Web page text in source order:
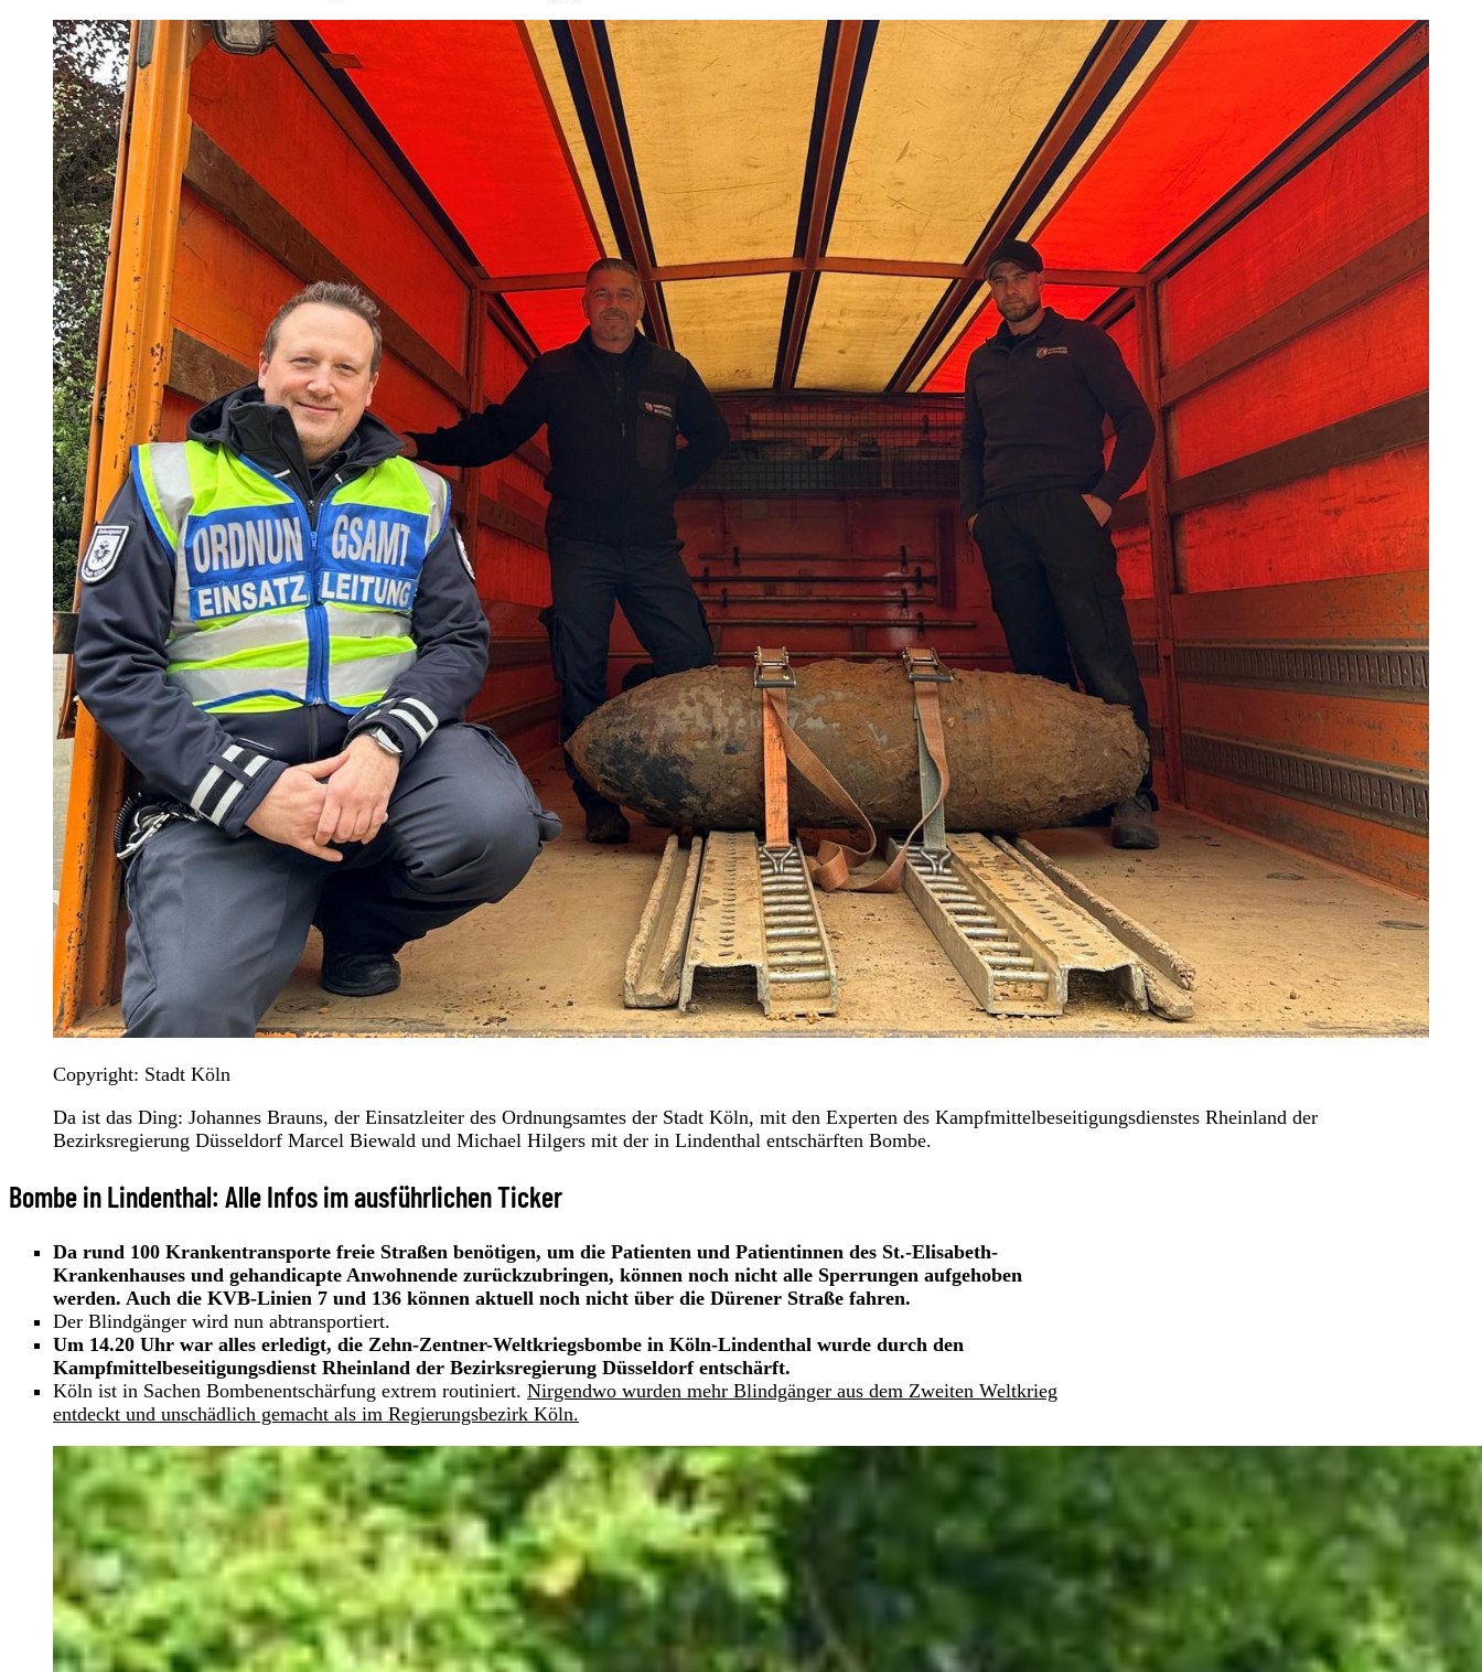
Copyright: Stadt Köln
Da ist das Ding: Johannes Brauns, der Einsatzleiter des Ordnungsamtes der Stadt Köln, mit den Experten des Kampfmittelbeseitigungsdienstes Rheinland der
Bezirksregierung Düsseldorf Marcel Biewald und Michael Hilgers mit der in Lindenthal entschärften Bombe.
Bombe in Lindenthal: Alle Infos im ausführlichen Ticker
Da rund 100 Krankentransporte freie Straßen benötigen, um die Patienten und Patientinnen des St.-Elisabeth-
Krankenhauses und gehandicapte Anwohnende zurückzubringen, können noch nicht alle Sperrungen aufgehoben
werden. Auch die KVB-Linien 7 und 136 können aktuell noch nicht über die Dürener Straße fahren.
Der Blindgänger wird nun abtransportiert.
Um 14.20 Uhr war alles erledigt, die Zehn-Zentner-Weltkriegsbombe in Köln-Lindenthal wurde durch den
Kampfmittelbeseitigungsdienst Rheinland der Bezirksregierung Düsseldorf entschärft.
Köln ist in Sachen Bombenentschärfung extrem routiniert. Nirgendwo wurden mehr Blindgänger aus dem Zweiten Weltkrieg
entdeckt und unschädlich gemacht als im Regierungsbezirk Köln.